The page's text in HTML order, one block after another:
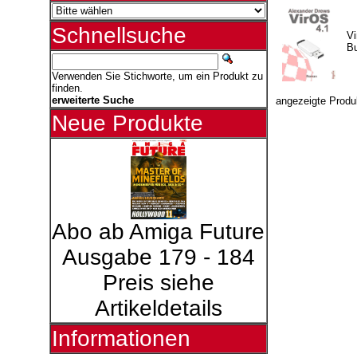
Schnellsuche
Verwenden Sie Stichworte, um ein Produkt zu
finden.
erweiterte Suche
Neue Produkte
Abo ab Amiga Future
Ausgabe 179 - 184
Preis siehe
Artikeldetails
Informationen
angezeigte